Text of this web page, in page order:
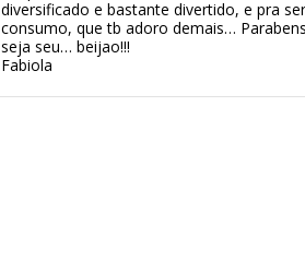
diversificado e bastante divertido, e pra
consumo, que tb adoro demais…
seja seu… beijao!!!
Fabiola